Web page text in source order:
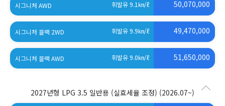
시그니처 AWD 휘발유 9.1 ㎞/ℓ 50,070,000
시그니처 블랙 2WD 휘발유 9.9㎞/ℓ 49,470,000
시그니처 블랙 AWD 휘발유 9.0㎞/ℓ 51,650,000
2027년형 LPG 3.5 일반용 (실효세율 조정) (2026.07~)